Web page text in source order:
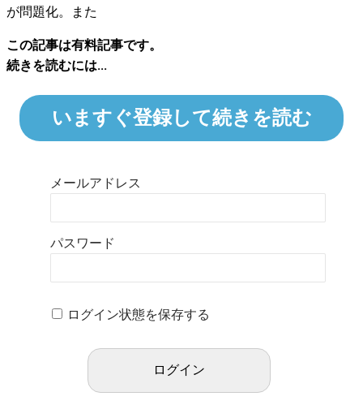
が問題化。また
この記事は有料記事です。
続きを読むには...
いますぐ登録して続きを読む
メールアドレス
パスワード
ログイン状態を保存する